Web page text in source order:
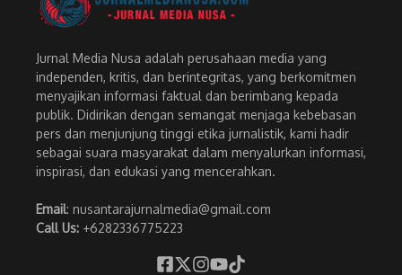
Jurnal Media Nusa adalah perusahaan media yang
independen, kritis, dan berintegritas, yang berkomitmen
menyajikan informasi faktual dan berimbang kepada
publik. Didirikan dengan semangat menjaga kebebasan
pers dan menjunjung tinggi etika jurnalistik, kami hadir
sebagai suara masyarakat dalam menyalurkan informasi,
inspirasi, dan edukasi yang mencerahkan.
Email: nusantarajurnalmedia@gmail.com
Call Us: +6282336775223